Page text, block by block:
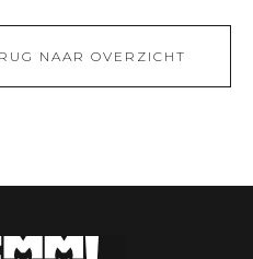
NAAR OVERZICHT